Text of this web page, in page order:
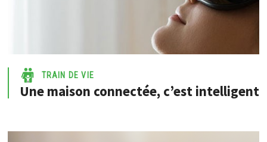
TRAIN DE VIE
Une maison connectée, c’est intelligent